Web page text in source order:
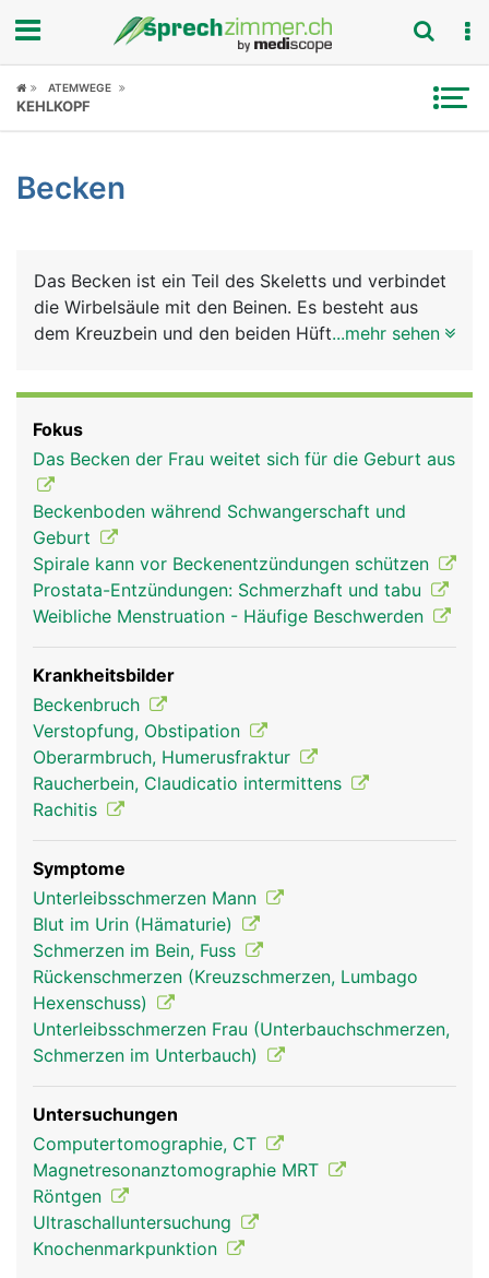
Fokus
Symptome
News
Rubriken
ATEMWEGE
KEHLKOPF
Becken
Das Becken ist ein Teil des Skeletts und verbindet
die Wirbelsäule mit den Beinen. Es besteht aus
dem Kreuzbein und den beiden Hüftbeinen mit
oder Beckengürtel bezeichnet. Über diesen festen
und stabilen Ring wird das Körpergewicht
gleichmässig auf die Oberschenkelknochen verteilt
und dadurch die aufrechte Haltung und ein
sicherer Stand ermöglicht. Wirbelsäule, Becken
und Beine sind durch viele verschiedene Bänder
und Muskeln miteinander verbunden. Sie geben
dem Beckengürtel zusätzliche Festigkeit und
Stabilität und ermöglichen die Bewegung der
Beine. Das Becken ist über das Hüftgelenk mit
dem Oberschenkelknochen verbunden. Im
Beckenraum befindet sich ausserdem die
Beckenorgane: Blase, Mastdarm und die Mehrzahl
der Geschlechtsorgane. Frauen haben im Vergleich
zu Männern ein breiteres Becken und einen
können.
Becken Frau
...mehr sehen
Fokus
Das Becken der Frau weitet sich für die Geburt aus
Beckenboden während Schwangerschaft und
Geburt
Spirale kann vor Beckenentzündungen schützen
Prostata-Entzündungen: Schmerzhaft und tabu
Weibliche Menstruation - Häufige Beschwerden
Krankheitsbilder
Beckenbruch
Verstopfung, Obstipation
Oberarmbruch, Humerusfraktur
Raucherbein, Claudicatio intermittens
Rachitis
Symptome
Unterleibsschmerzen Mann
Blut im Urin (Hämaturie)
Schmerzen im Bein, Fuss
Rückenschmerzen (Kreuzschmerzen, Lumbago
Hexenschuss)
Unterleibsschmerzen Frau (Unterbauchschmerzen,
Schmerzen im Unterbauch)
Untersuchungen
Computertomographie, CT
Magnetresonanztomographie MRT
Röntgen
Ultraschalluntersuchung
Knochenmarkpunktion